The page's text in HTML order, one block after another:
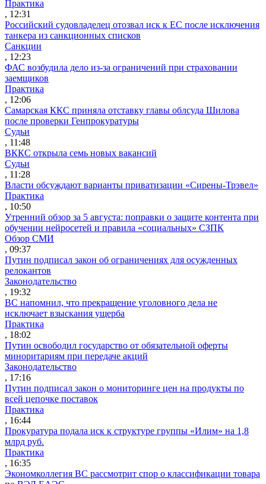
Практика
, 12:31
Российский судовладелец отозвал иск к ЕС после исключения
танкера из санкционных списков
Санкции
, 12:23
ФАС возбудила дело из-за ограничений при страховании
заемщиков
Практика
, 12:06
Самарская ККС приняла отставку главы облсуда Шилова
после проверки Генпрокуратуры
Судьи
, 11:48
ВККС открыла семь новых вакансий
Судьи
, 11:28
Власти обсуждают варианты приватизации «Сирены-Трэвел»
Практика
, 10:50
Утренний обзор за 5 августа: поправки о защите контента при
обучении нейросетей и правила «социальных» СЗПК
Обзор СМИ
, 09:37
Путин подписал закон об ограничениях для осужденных
релокантов
Законодательство
, 19:32
ВС напомнил, что прекращение уголовного дела не
исключает взыскания ущерба
Практика
, 18:02
Путин освободил государство от обязательной оферты
миноритариям при передаче акций
Законодательство
, 17:16
Путин подписал закон о мониторинге цен на продукты по
всей цепочке поставок
Практика
, 16:44
Прокуратура подала иск к структуре группы «Илим» на 1,8
млрд руб.
Практика
, 16:35
Экономколлегия ВС рассмотрит спор о классификации товара